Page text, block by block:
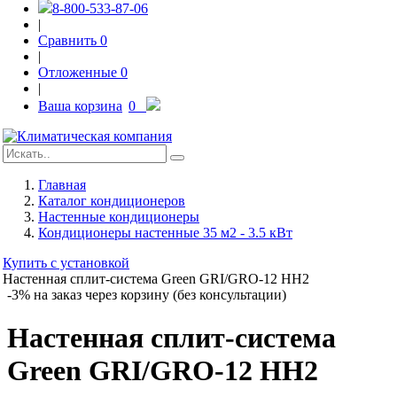
8-800-533-87-06
|
Сравнить 0
|
Отложенные 0
|
Ваша корзина 0
Главная
Каталог кондиционеров
Настенные кондиционеры
Кондиционеры настенные 35 м2 - 3.5 кВт
Купить с установкой
Настенная сплит-система Green GRI/GRO-12 HH2
-3% на заказ через корзину (без консультации)
Настенная сплит-система
Green GRI/GRO-12 HH2